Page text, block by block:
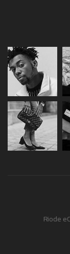
Riode